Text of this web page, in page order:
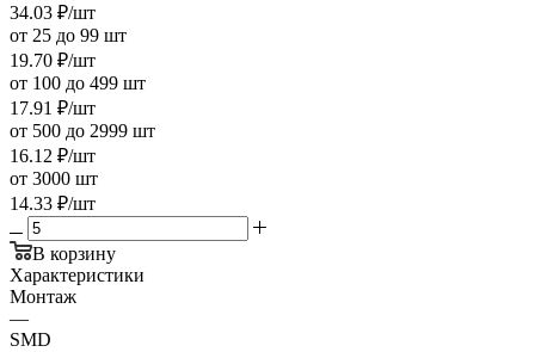
34.03 ₽/шт
от 25 до 99 шт
19.70 ₽/шт
от 100 до 499 шт
17.91 ₽/шт
от 500 до 2999 шт
16.12 ₽/шт
от 3000 шт
14.33 ₽/шт
В корзину
Характеристики
Монтаж
—
SMD